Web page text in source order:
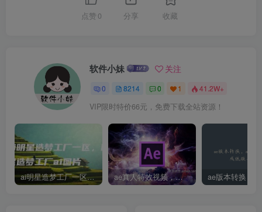
点赞 0 分享 收藏
软件小妹 关注
0 8214 0 1 41.2W+
VIP限时特价66元，免费下载全站资源！
ai明星造梦工厂一区，明星造梦工厂ai图片 ae真人特效视频，大学生第一次做ppt怎么做